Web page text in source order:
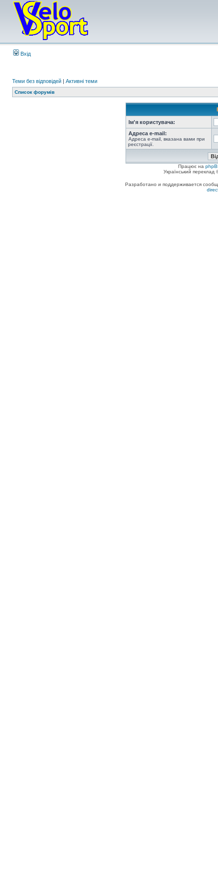
Вхід
Теми без відповідей | Активні теми
Список форумів
Ім'я користувача:
Адреса e-mail:
Адреса e-mail, вказана вами при
реєстрації.
Працює на
Український
Разработано и поддерживается